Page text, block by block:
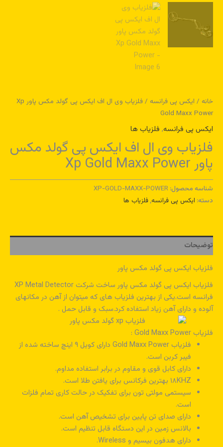
خانه / ایکس پی فرانسه
/ فلزیاب وی ال اف ایکس پی گولد مکس پاور Xp
Gold Maxx Power
ایکس پی فرانسه, فلزیاب ها
فلزیاب وی ال اف ایکس پی گولد مکس
پاور Xp Gold Maxx Power
شناسه محصول: XP-GOLD-MAXX-POWER
دسته: ایکس پی فرانسه,فلزیاب ها
توضیحات
فلزیاب ایکس پی گولد مکس پاور
فلزیاب ایکس پی گولد مکس پاور ساخت شرکت XP Metal Detector
فرانسه است.یکی از بهترین فلزیاب های که میتوان از آهن در مکانهای
آلوده و دارای آهن زیاد استفاده کرد.سبک و قابل حمل .
فلزیاب Gold Maxx Power :
فلزیاب Gold Maxx Power دارای کویل ۹ اینچ ساخته شده از
فیبر کربن است.
دارای کابل قوی و مقاوم در برابر استفاده مداوم.
۱۸KHZ بهترین فرکانس برای یافتن طلا است.
سیستمی مولتی تون برای تفکیک در حالت کاری تمام فلزات
است.
دارای صدای تن پایین برای تشخیص آهن است.
بالانس زمین در این دستگاه قابل تنظیم است.
دارای هدفون بیسیم و Wireless.